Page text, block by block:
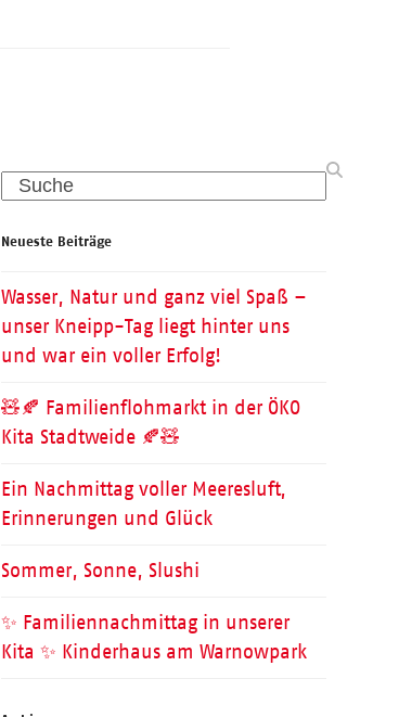
Search
Neueste Beiträge
Wasser, Natur und ganz viel Spaß –
unser Kneipp-Tag liegt hinter uns
und war ein voller Erfolg!
🧸🍂 Familienflohmarkt in der ÖKO
Kita Stadtweide 🍂🧸
Ein Nachmittag voller Meeresluft,
Erinnerungen und Glück
Sommer, Sonne, Slushi
✨ Familiennachmittag in unserer
Kita ✨ Kinderhaus am Warnowpark